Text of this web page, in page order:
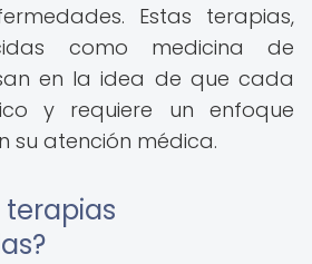
Estas terapias,
como medicina de
en la idea de que cada
y requiere un enfoque
su atención médica.
terapias